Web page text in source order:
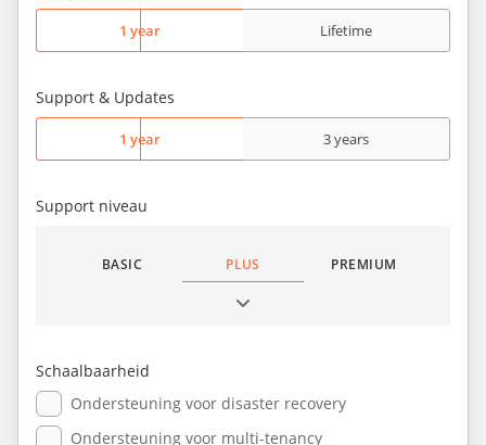
1 year Lifetime
Support & Updates
1 year 3 years
Support niveau
BASIC PLUS PREMIUM
Schaalbaarheid
Ondersteuning voor disaster recovery
Ondersteuning voor multi-tenancy